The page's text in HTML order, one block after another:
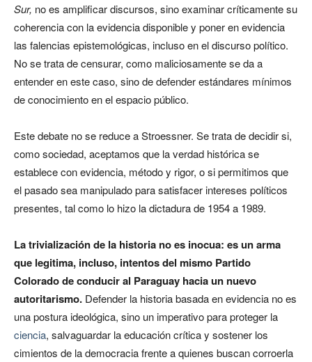
Sur, no es amplificar discursos, sino examinar críticamente su
coherencia con la evidencia disponible y poner en evidencia
las falencias epistemológicas, incluso en el discurso político.
No se trata de censurar, como maliciosamente se da a
entender en este caso, sino de defender estándares mínimos
de conocimiento en el espacio público.
Este debate no se reduce a Stroessner. Se trata de decidir si,
como sociedad, aceptamos que la verdad histórica se
establece con evidencia, método y rigor, o si permitimos que
el pasado sea manipulado para satisfacer intereses políticos
presentes, tal como lo hizo la dictadura de 1954 a 1989.
La trivialización de la historia no es inocua: es un arma
que legitima, incluso, intentos del mismo Partido
Colorado de conducir al Paraguay hacia un nuevo
autoritarismo. Defender la historia basada en evidencia no es
una postura ideológica, sino un imperativo para proteger la
ciencia, salvaguardar la educación crítica y sostener los
cimientos de la democracia frente a quienes buscan corroerla